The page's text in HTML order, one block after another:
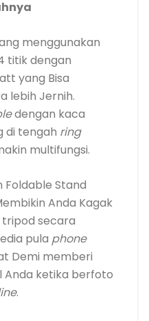
menggunakan
titik dengan
yang Bisa
lebih Jernih.
dengan kaca
di tengah ring
multifungsi.
Foldable Stand
Anda Kagak
secara
pula phone
Demi memberi
Anda ketika berfoto
.